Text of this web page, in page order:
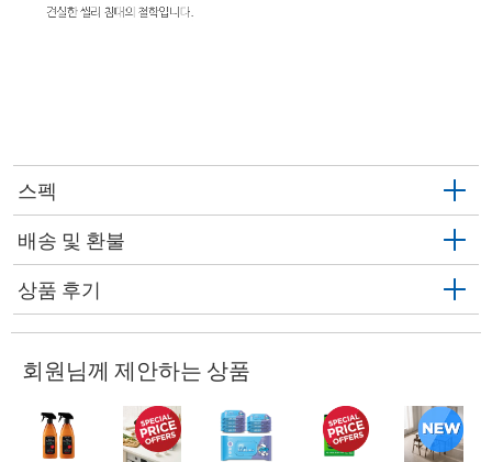
스펙
배송 및 환불
상품 후기
회원님께 제안하는 상품